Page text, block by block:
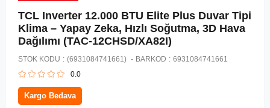
TCL Inverter 12.000 BTU Elite Plus Duvar Tipi
Klima – Yapay Zeka, Hızlı Soğutma, 3D Hava
Dağılımı (TAC-12CHSD/XA82I)
STOK KODU (6931084741661) BARKOD : 6931084741661
0.0
Kargo Bedava